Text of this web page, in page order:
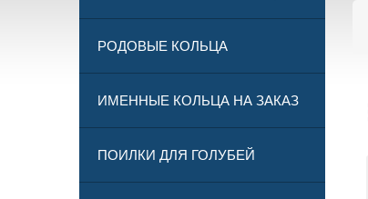
РОДОВЫЕ КОЛЬЦА
ИМЕННЫЕ КОЛЬЦА НА ЗАКАЗ
ПОИЛКИ ДЛЯ ГОЛУБЕЙ